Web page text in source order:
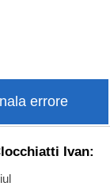
errore
Ivan: